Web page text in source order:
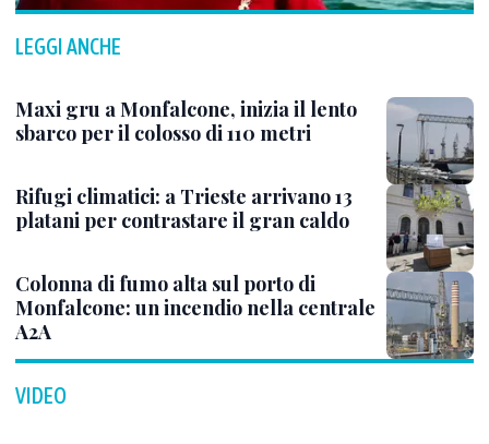
LEGGI ANCHE
Maxi gru a Monfalcone, inizia il lento
sbarco per il colosso di 110 metri
Rifugi climatici: a Trieste arrivano 13
platani per contrastare il gran caldo
Colonna di fumo alta sul porto di
Monfalcone: un incendio nella centrale
A2A
VIDEO